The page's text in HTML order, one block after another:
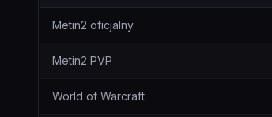
Metin2 oficjalny
Metin2 PVP
World of Warcraft